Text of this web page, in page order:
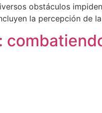
obstáculos
la percepción de